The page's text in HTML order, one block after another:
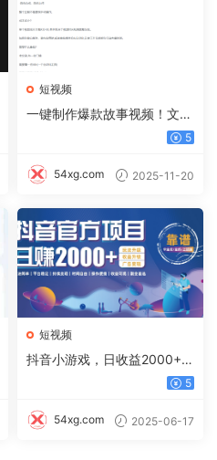
短视频
一键制作爆款故事视频！文字
秒变YouTube自动发布的傻瓜
5
54xg.com 2025-11-20
短视频
抖音小游戏，日收益2000+暴
5
54xg.com 2025-06-17